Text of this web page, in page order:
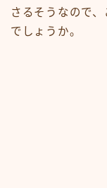
さるそうなので
でしょうか。